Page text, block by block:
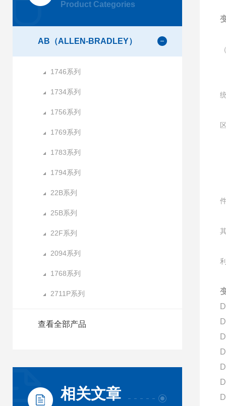
Product Categories
AB（ALLEN-BRADLEY）
1746系列
1734系列
1756系列
1769系列
1783系列
1794系列
22B系列
25B系列
22F系列
2094系列
1768系列
2711P系列
查看全部产品
相关文章